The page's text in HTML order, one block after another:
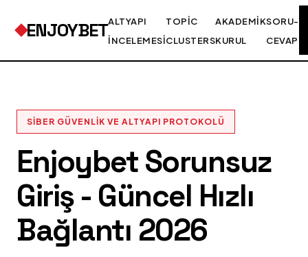
ENJOYBETALTYAPI
İNCELEMESI
TOPIC
CLUSTERS
AKADEMIK
KURUL
SORU-
CEVAP
SIBER GÜVENLIK VE ALTYAPI PROTOKOLÜ
Enjoybet Sorunsuz
Giriş - Güncel Hızlı
Bağlantı 2026